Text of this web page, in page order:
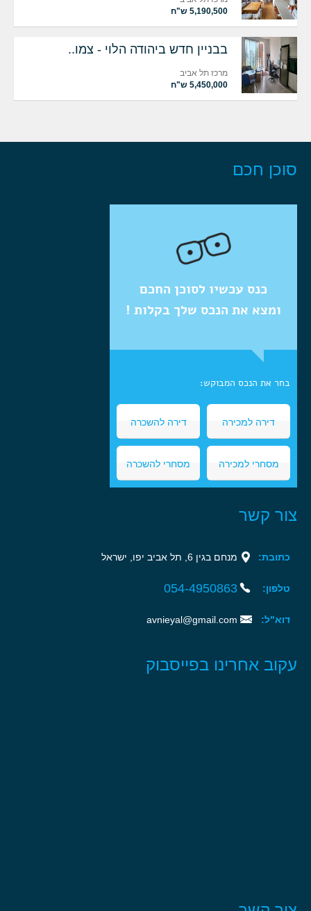
5,190,500 ש"ח
בבניין חדש ביהודה הלוי - צמו..
מרכז תל אביב
5,450,000 ש"ח
סוכן חכם
כנס עכשיו לסוכן החכם
ומצא את הנכס שלך בקלות !
בחר את הנכס המבוקש:
דירה למכירה דירה להשכרה
מסחרי למכירה מסחרי להשכרה
צור קשר
כתובת: מנחם בגין 6, תל אביב יפו, ישראל‏
טלפון: 054-4950863‏‏
דוא"ל: avnieyal@gmail.com
עקוב אחרינו בפייסבוק